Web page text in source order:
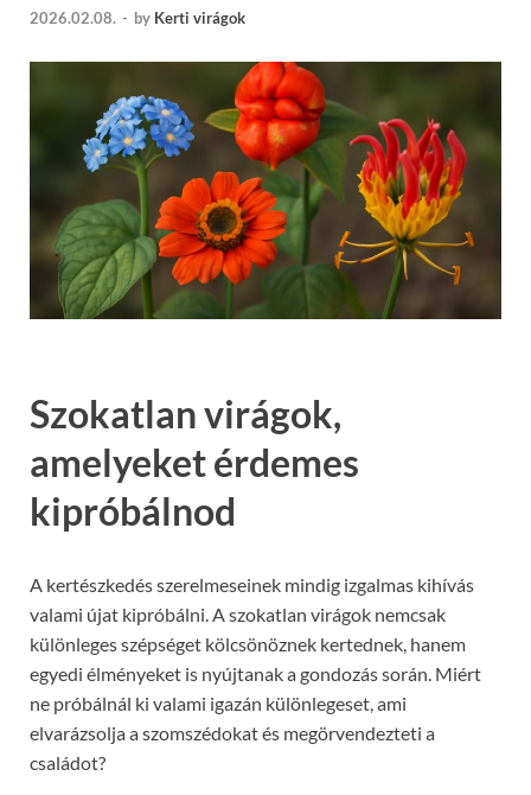
2026.02.08. - by Kerti virágok
Szokatlan virágok,
amelyeket érdemes
kipróbálnod
A kertészkedés szerelmeseinek mindig izgalmas kihívás
valami újat kipróbálni. A szokatlan virágok nemcsak
különleges szépséget kölcsönöznek kertednek, hanem
egyedi élményeket is nyújtanak a gondozás során. Miért
ne próbálnál ki valami igazán különlegeset, ami
elvarázsolja a szomszédokat és megörvendezteti a
családot?